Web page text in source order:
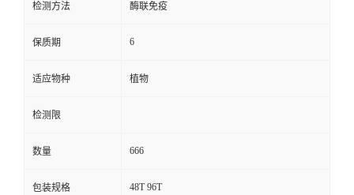
检测方法 酶联免疫
保质期 6
适应物种 植物
检测限
数量 666
包装规格 48T 96T